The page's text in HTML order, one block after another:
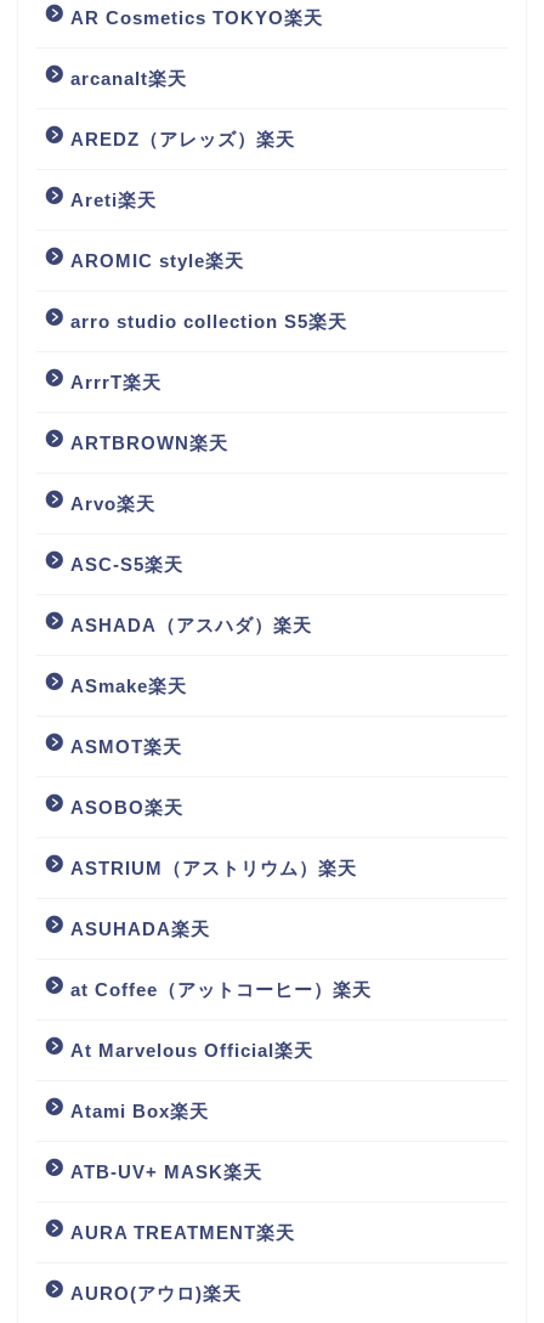
AR Cosmetics TOKYO楽天
arcanalt楽天
AREDZ（アレッズ）楽天
Areti楽天
AROMIC style楽天
arro studio collection S5楽天
ArrrT楽天
ARTBROWN楽天
Arvo楽天
ASC-S5楽天
ASHADA（アスハダ）楽天
ASmake楽天
ASMOT楽天
ASOBO楽天
ASTRIUM（アストリウム）楽天
ASUHADA楽天
at Coffee（アットコーヒー）楽天
At Marvelous Official楽天
Atami Box楽天
ATB-UV+ MASK楽天
AURA TREATMENT楽天
AURO(アウロ)楽天